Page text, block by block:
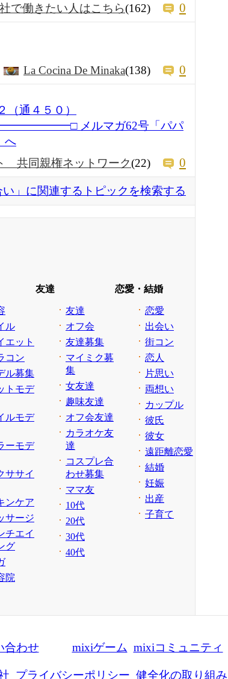
で働きたい人はこちら(162) 0
La Cocina De Minaka(138) 0
通４５０）
メルマガ62号「パパ
へ
共同親権ネットワーク(22) 0
い」に関連するトピックを検索する
ル
エット
コン
ル募集
トモデ
ルモデ
ーモデ
ササイ
ンケア
サージ
チエイ
グ
院
友達
友達
オフ会
友達募集
マイミク募
集
女友達
趣味友達
オフ会友達
カラオケ友
達
コスプレ合
わせ募集
ママ友
10代
20代
30代
40代
恋愛・結婚
恋愛
出会い
街コン
恋人
片思い
両想い
カップル
彼氏
彼女
遠距離恋愛
結婚
妊娠
出産
子育て
合わせ mixiゲーム mixiコミュニティ
プライバシーポリシー 健全化の取り組み